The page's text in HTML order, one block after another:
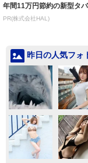
年間11万円節約の新型タ
PR(株式会社HAL)
昨日の人気フォ